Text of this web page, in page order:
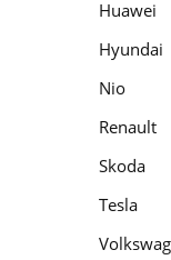
Huawei
Hyundai
Nio
Renault
Skoda
Tesla